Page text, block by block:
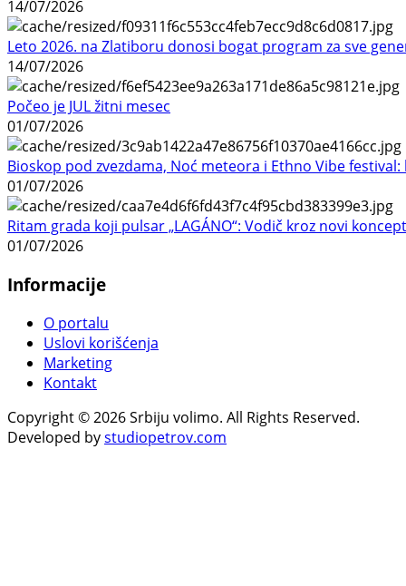
14/07/2026
Leto 2026. na Zlatiboru donosi bogat program za sve
14/07/2026
Počeo je JUL žitni mesec
01/07/2026
Bioskop pod zvezdama, Noć meteora i Ethno Vibe
01/07/2026
Ritam grada koji pulsar „LAGÁNO“: Vodič kroz novi
01/07/2026
Informacije
O portalu
Uslovi korišćenja
Marketing
Kontakt
Copyright © 2026 Srbiju volimo. All Rights Reserved.
Developed bystudiopetrov.com